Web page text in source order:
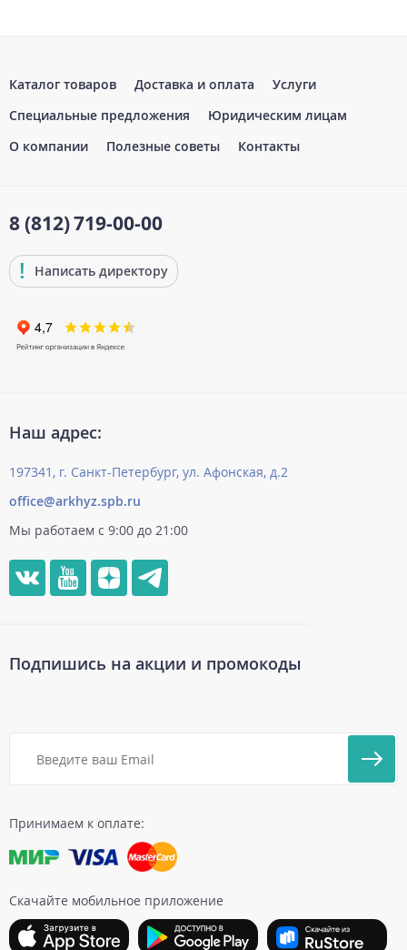
Каталог товаров Доставка и оплата
Услуги
Специальные предложения
Юридическим лицам
О компании
Полезные советы Контакты
8 (812)719-00-00
Написать директору
Наш адрес:
197341, г. Санкт-Петербург, ул. Афонская, д.2
office@arkhyz.spb.ru
Мы работаем с 9:00 до 21:00
Принимаем к оплате:
Скачайте мобильное приложение
Подпишись на акции и промокоды